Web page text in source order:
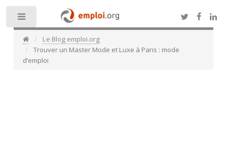
Le Blog emploi.org
Trouver un Master Mode et Luxe à Paris : mode
d’emploi
Toggle